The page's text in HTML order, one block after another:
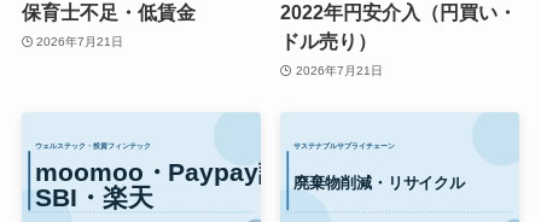
保育士不足・低賃金
2026年7月21日
2022年円安介入（円買い・
ドル売り）
2026年7月21日